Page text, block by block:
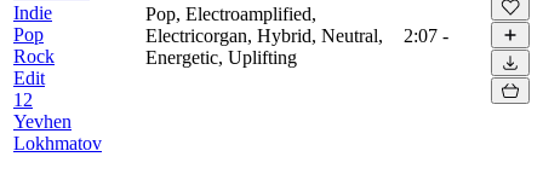
Indie
Pop
Rock
Edit
12
Yevhen
Lokhmatov
Pop, Electroamplified,
Electricorgan, Hybrid, Neutral,
Energetic, Uplifting
2:07 -